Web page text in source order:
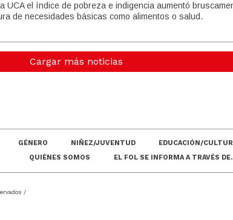
UCA el índice de pobreza e indigencia aumentó
de necesidades básicas como alimentos o salud.
Cargar más noticias
GÉNERO NIÑEZ/JUVENTUD EDUCACIÓN/
QUIÉNES SOMOS
EL FOL SE INFORMA A TRAVÉS
/